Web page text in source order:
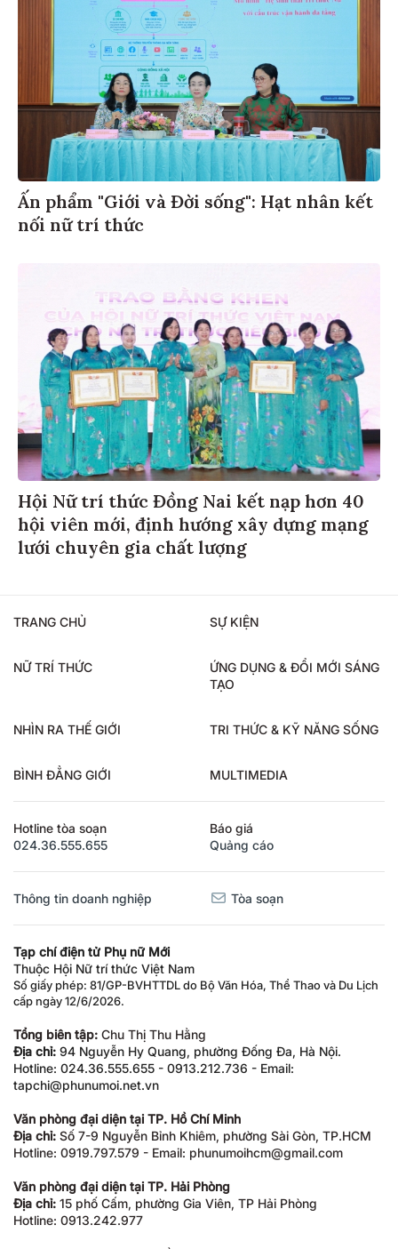
Ấn phẩm "Giới và Đời sống": Hạt nhân kết
nối nữ trí thức
Hội Nữ trí thức Đồng Nai kết nạp hơn 40
hội viên mới, định hướng xây dựng mạng
lưới chuyên gia chất lượng
TRANG CHỦ SỰ KIỆN
NỮ TRÍ THỨC
ỨNG DỤNG & ĐỔI MỚI SÁNG
TẠO
NHÌN RA THẾ GIỚI TRI THỨC & KỸ NĂNG SỐNG
BÌNH ĐẲNG GIỚI MULTIMEDIA
Hotline tòa soạn
024.36.555.655
Báo giá
Quảng cáo
Thông tin doanh nghiệp Tòa soạn
Tạp chí điện tử Phụ nữ Mới
Thuộc Hội Nữ trí thức Việt Nam
Số giấy phép: 81/GP-BVHTTDL do Bộ Văn Hóa, Thể Thao và Du Lịch
cấp ngày 12/6/2026.
Tổng biên tập: Chu Thị Thu Hằng
Địa chỉ: 94 Nguyễn Hy Quang, phường Đống Đa, Hà Nội.
Hotline: 024.36.555.655 - 0913.212.736 - Email:
tapchi@phunumoi.net.vn
Văn phòng đại diện tại TP. Hồ Chí Minh
Địa chỉ: Số 7-9 Nguyễn Bỉnh Khiêm, phường Sài Gòn, TP.HCM
Hotline: 0919.797.579 - Email: phunumoihcm@gmail.com
Văn phòng đại diện tại TP. Hải Phòng
Địa chỉ: 15 phố Cấm, phường Gia Viên, TP Hải Phòng
Hotline: 0913.242.977